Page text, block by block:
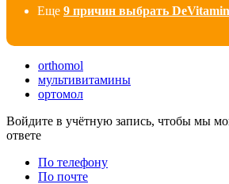
Еще 9 причин выбрать
orthomol
мультивитамины
ортомол
Войдите в учётную запись, чтобы мы
ответе
По телефону
По почте